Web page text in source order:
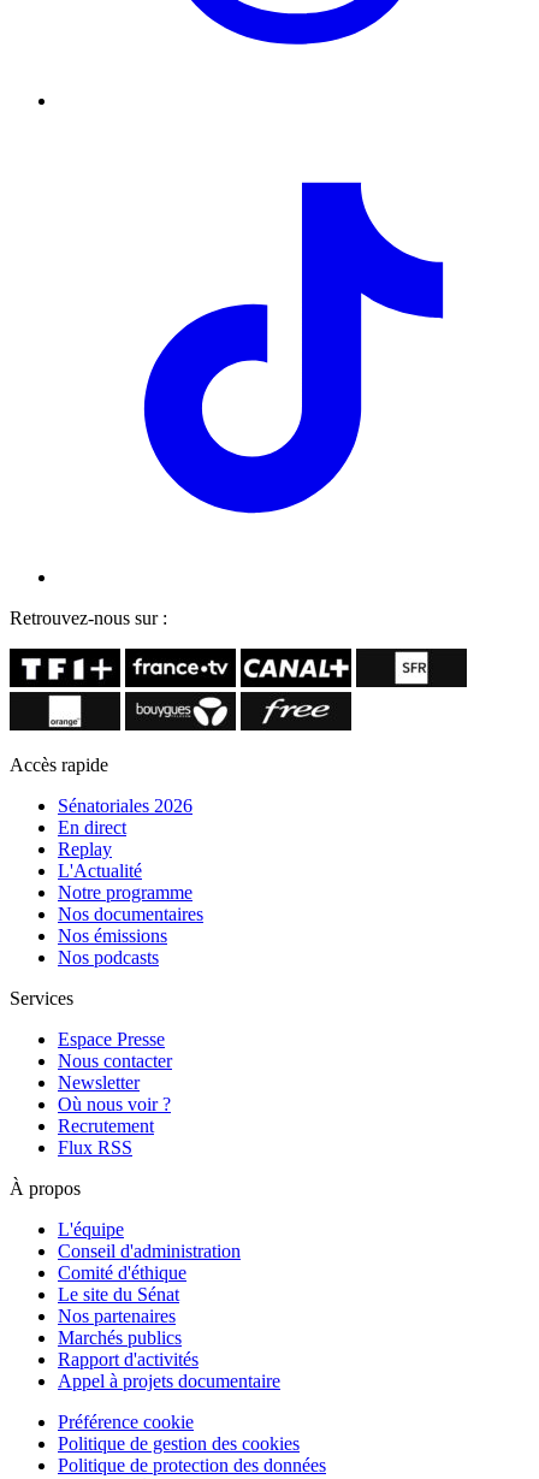
Retrouvez-nous sur :
Accès rapide
Sénatoriales 2026
En direct
Replay
L'Actualité
Notre programme
Nos documentaires
Nos émissions
Nos podcasts
Services
Espace Presse
Nous contacter
Newsletter
Où nous voir ?
Recrutement
Flux RSS
À propos
L'équipe
Conseil d'administration
Comité d'éthique
Le site du Sénat
Nos partenaires
Marchés publics
Rapport d'activités
Appel à projets documentaire
Préférence cookie
Politique de gestion des cookies
Politique de protection des données